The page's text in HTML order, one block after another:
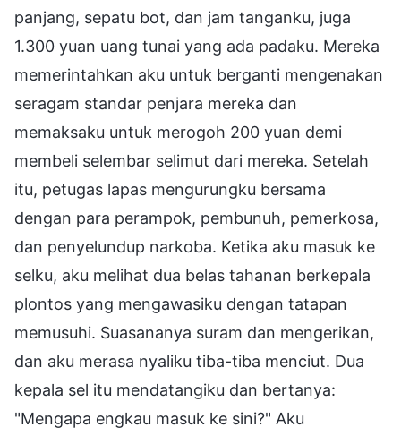
panjang, sepatu bot, dan jam tanganku, juga
1.300 yuan uang tunai yang ada padaku. Mereka
memerintahkan aku untuk berganti mengenakan
seragam standar penjara mereka dan
memaksaku untuk merogoh 200 yuan demi
membeli selembar selimut dari mereka. Setelah
itu, petugas lapas mengurungku bersama
dengan para perampok, pembunuh, pemerkosa,
dan penyelundup narkoba. Ketika aku masuk ke
selku, aku melihat dua belas tahanan berkepala
plontos yang mengawasiku dengan tatapan
memusuhi. Suasananya suram dan mengerikan,
dan aku merasa nyaliku tiba-tiba menciut. Dua
kepala sel itu mendatangiku dan bertanya:
"Mengapa engkau masuk ke sini?" Aku